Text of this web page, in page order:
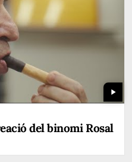
play_arrow
del binomi Rosal